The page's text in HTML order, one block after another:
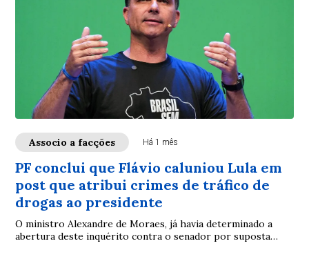
Associo a facções Há 1 mês
PF conclui que Flávio caluniou Lula em
post que atribui crimes de tráfico de
drogas ao presidente
O ministro Alexandre de Moraes, já havia determinado a
abertura deste inquérito contra o senador por suposta